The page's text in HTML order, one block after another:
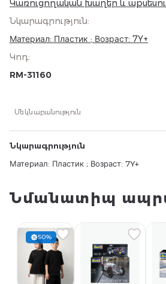
Կառուցողական խաղեր և
Նկարագրություն:
Материал: Пластик ; Возраст: 7Y+
Կոդ:
RM-31160
Մեկնաբանություն
Նկարագրություն
Материал: Пластик ; Возраст: 7Y+
Նմանատիպ
50%